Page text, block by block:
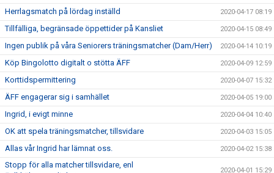
Herrlagsmatch på lördag inställd 2020-04-17 08:19
Tillfälliga, begränsade öppettider på Kansliet 2020-04-15 08:49
Ingen publik på våra Seniorers träningsmatcher (Dam/Herr) 2020-04-14 10:19
Köp Bingolotto digitalt o stötta ÄFF 2020-04-09 12:59
Korttidspermittering 2020-04-07 15:32
ÄFF engagerar sig i samhället 2020-04-05 19:00
Ingrid, i evigt minne 2020-04-04 10:40
OK att spela träningsmatcher, tillsvidare 2020-04-03 15:05
Allas vår Ingrid har lämnat oss. 2020-04-02 15:38
Stopp för alla matcher tillsvidare, enl
2020-04-01 15:29